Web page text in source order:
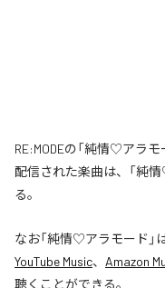
RE:MODEの「純情♡アラ
配信された楽曲は、「純
る。
なお「純情♡アラモード 」
YouTube Music、 Amazon
聴くことができる。